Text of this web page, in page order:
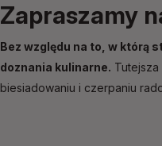
Zapraszamy
Bez względu na to, w którą
doznania kulinarne. Tutejsza
biesiadowaniu i czerpaniu